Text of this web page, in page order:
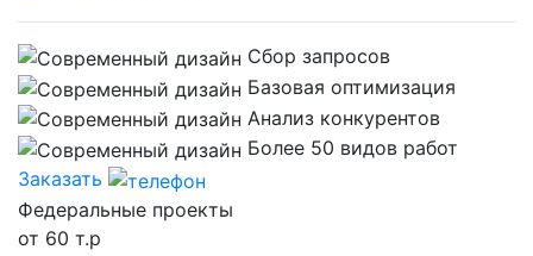
Сбор запросов
Базовая оптимизация
Анализ конкурентов
Более 50 видов работ
Заказать
Федеральные проекты
от 60 т.р